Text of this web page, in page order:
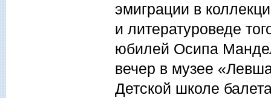
эмиграции в
и литературоведе
юбилей Осипа
вечер в музее
Детской школе